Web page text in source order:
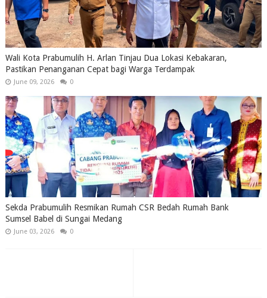
Wali Kota Prabumulih H. Arlan Tinjau Dua Lokasi Kebakaran,
Pastikan Penanganan Cepat bagi Warga Terdampak
June 09, 2026 0
Sekda Prabumulih Resmikan Rumah CSR Bedah Rumah Bank
Sumsel Babel di Sungai Medang
June 03, 2026 0